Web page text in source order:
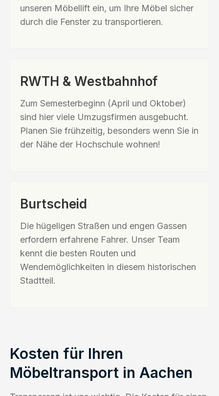
unseren Möbellift ein, um Ihre Möbel sicher
durch die Fenster zu transportieren.
RWTH & Westbahnhof
Zum Semesterbeginn (April und Oktober)
sind hier viele Umzugsfirmen ausgebucht.
Planen Sie frühzeitig, besonders wenn Sie in
der Nähe der Hochschule wohnen!
Burtscheid
Die hügeligen Straßen und engen Gassen
erfordern erfahrene Fahrer. Unser Team
kennt die besten Routen und
Wendemöglichkeiten in diesem historischen
Stadtteil.
Kosten für Ihren
Möbeltransport in Aachen